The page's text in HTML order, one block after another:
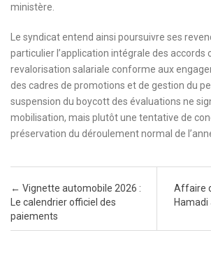
ministère.
Le syndicat entend ainsi poursuivre ses
particulier l’application intégrale des accords
revalorisation salariale conforme aux
des cadres de promotions et de gestion du
suspension du boycott des évaluations ne
mobilisation, mais plutôt une tentative de
préservation du déroulement normal de
Post navigation
← Vignette automobile 2026 :
Le calendrier officiel des
paiements
Affaire